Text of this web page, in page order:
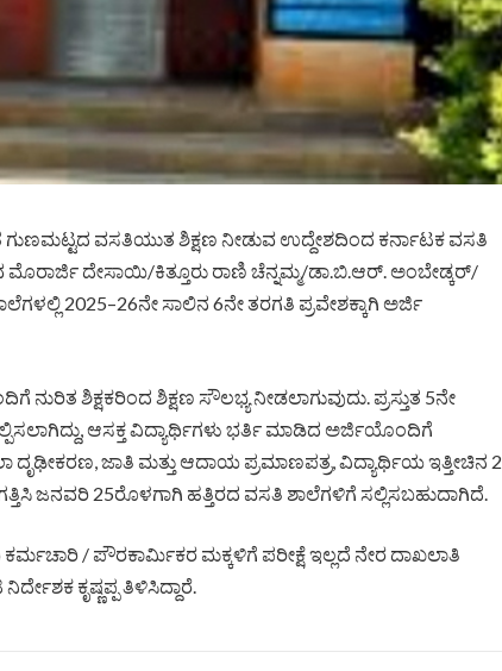
ವಸತಿಯುತ ಶಿಕ್ಷಣ ನೀಡುವ ಉದ್ದೇಶದಿಂದ ಕರ್ನಾಟಕ ವಸತಿ
ದೇಸಾಯಿ/ಕಿತ್ತೂರು ರಾಣಿ ಚೆನ್ನಮ್ಮ/ಡಾ.ಬಿ.ಆರ್. ಅಂಬೇಡ್ಕರ್/
2025–26ನೇ ಸಾಲಿನ 6ನೇ ತರಗತಿ ಪ್ರವೇಶಕ್ಕಾಗಿ ಅರ್ಜಿ
ಶಿಕ್ಷಕರಿಂದ ಶಿಕ್ಷಣ ಸೌಲಭ್ಯ ನೀಡಲಾಗುವುದು. ಪ್ರಸ್ತುತ 5ನೇ
ಆಸಕ್ತ ವಿದ್ಯಾರ್ಥಿಗಳು ಭರ್ತಿ ಮಾಡಿದ ಅರ್ಜಿಯೊಂದಿಗೆ
ಜಾತಿ ಮತ್ತು ಆದಾಯ ಪ್ರಮಾಣಪತ್ರ, ವಿದ್ಯಾರ್ಥಿಯ ಇತ್ತೀಚಿನ 2
ಜನವರಿ 25ರೊಳಗಾಗಿ ಹತ್ತಿರದ ವಸತಿ ಶಾಲೆಗಳಿಗೆ ಸಲ್ಲಿಸಬಹುದಾಗಿದೆ.
/ ಪೌರಕಾರ್ಮಿಕರ ಮಕ್ಕಳಿಗೆ ಪರೀಕ್ಷೆ ಇಲ್ಲದೆ ನೇರ ದಾಖಲಾತಿ
ಕೃಷ್ಣಪ್ಪ ತಿಳಿಸಿದ್ದಾರೆ.